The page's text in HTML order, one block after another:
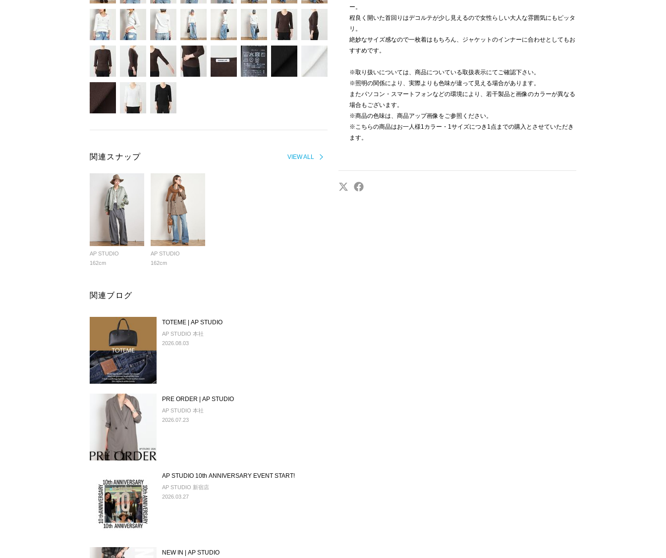
VIEW ALL
関連スナップ
AP STUDIO
162cm
AP STUDIO
162cm
関連ブログ
TOTEME | AP STUDIO
AP STUDIO 本社
2026.08.03
PRE ORDER | AP STUDIO
AP STUDIO 本社
2026.07.23
AP STUDIO 10th ANNIVERSARY EVENT START!
AP STUDIO 新宿店
2026.03.27
NEW IN | AP STUDIO
ー。
程良く開いた首回りはデコルテが少し見えるので女性らしい大人な雰囲気にもピッタ
リ。
絶妙なサイズ感なので一枚着はもちろん、ジャケットのインナーに合わせとしてもお
すすめです。
※取り扱いについては、商品についている取扱表示にてご確認下さい。
※照明の関係により、実際よりも色味が違って見える場合があります。
またパソコン・スマートフォンなどの環境により、若干製品と画像のカラーが異なる
場合もございます。
※商品の色味は、商品アップ画像をご参照ください。
※こちらの商品はお一人様1カラー・1サイズにつき1点までの購入とさせていただき
ます。